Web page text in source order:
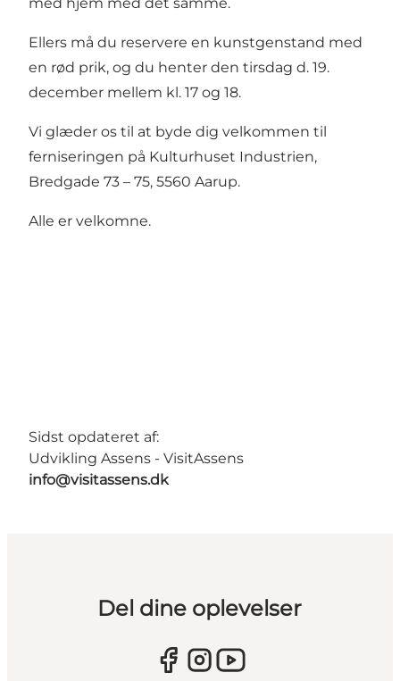
med hjem med det samme.
Ellers må du reservere en kunstgenstand med
en rød prik, og du henter den tirsdag d. 19.
december mellem kl. 17 og 18.
Vi glæder os til at byde dig velkommen til
ferniseringen på Kulturhuset Industrien,
Bredgade 73 – 75, 5560 Aarup.
Alle er velkomne.
Sidst opdateret af:
Udvikling Assens - VisitAssens
info@visitassens.dk
Del dine oplevelser